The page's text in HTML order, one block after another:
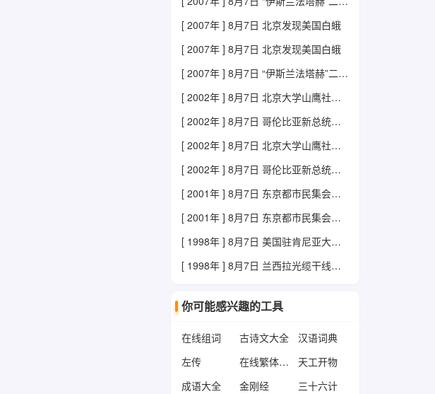
[ 2007年 ] 8月7日 北京发现美国白蛾
[ 2007年 ] 8月7日 北京发现美国白蛾
[ 2007年 ] 8月7日 “伊斯兰法塔赫”二号人物被黎治安部队打死
[ 2002年 ] 8月7日 北京大学山鹰社登山队五名队员不幸遇难
[ 2002年 ] 8月7日 哥伦比亚新总统宣誓就职
[ 2002年 ] 8月7日 北京大学山鹰社登山队五名队员不幸遇难
[ 2002年 ] 8月7日 哥伦比亚新总统宣誓就职
[ 2001年 ] 8月7日 东京都市民集会，抗议使用歪曲史实教科书
[ 2001年 ] 8月7日 东京都市民集会，抗议使用歪曲史实教科书
[ 1998年 ] 8月7日 美国驻肯尼亚大使馆遭汽车炸弹袭击
[ 1998年 ] 8月7日 兰西拉光缆干线全线开通
你可能感兴趣的工具
在线组词 古诗文大全
汉语词典
左传
在线繁体字转换器
天工开物
成语大全
金刚经
三十六计